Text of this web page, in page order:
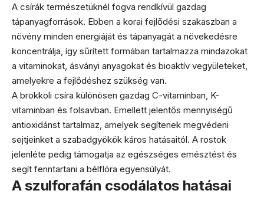
A csírák természetüknél fogva rendkívül gazdag
tápanyagforrások. Ebben a korai fejlődési szakaszban a
növény minden energiáját és tápanyagát a növekedésre
koncentrálja, így sűrített formában tartalmazza mindazokat
a vitaminokat, ásványi anyagokat és bioaktív vegyületeket,
amelyekre a fejlődéshez szükség van.
A brokkoli csíra különösen gazdag C-vitaminban, K-
vitaminban és folsavban. Emellett jelentős mennyiségű
antioxidánst tartalmaz, amelyek segítenek megvédeni
sejtjeinket a szabadgyökök káros hatásaitól. A rostok
jelenléte pedig támogatja az egészséges emésztést és
segít fenntartani a bélflóra egyensúlyát.
A szulforafán csodálatos hatásai